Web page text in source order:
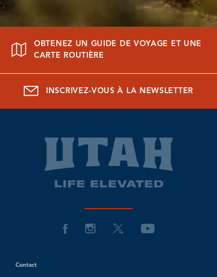
OBTENEZ UN GUIDE DE VOYAGE ET UNE
CARTE ROUTIÈRE
INSCRIVEZ-VOUS À LA NEWSLETTER
Contact